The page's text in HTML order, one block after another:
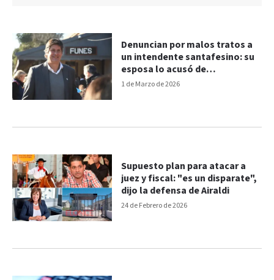
1 de Marzo de 2026
Denuncian por malos tratos a
un intendente santafesino: su
esposa lo acusó de
intimidaciones y pidió
24 de Febrero de 2026
Supuesto plan para atacar a
juez y fiscal: "es un disparate",
dijo la defensa de Airaldi